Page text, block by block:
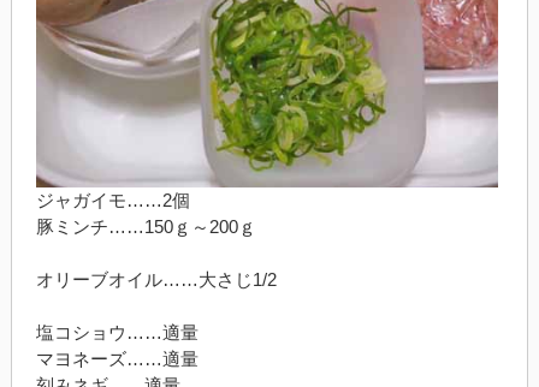
ジャガイモ……2個
豚ミンチ……150ｇ～200ｇ
オリーブオイル……大さじ1/2
塩コショウ……適量
マヨネーズ……適量